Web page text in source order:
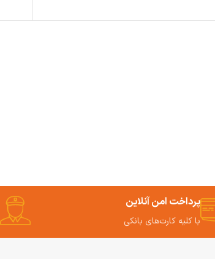
پرداخت امن آنلاین
با کلیه کارت‌های بانکی